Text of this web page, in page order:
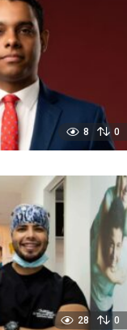
8 0
28 0